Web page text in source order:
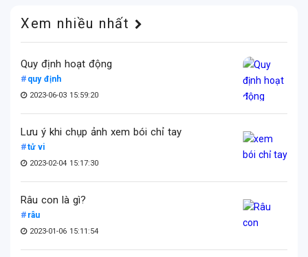
Xem nhiều nhất
Quy định hoạt động
quy định
2023-06-03 15:59:20
Lưu ý khi chụp ảnh xem bói chỉ tay
tử vi
2023-02-04 15:17:30
Râu con là gì?
râu
2023-01-06 15:11:54